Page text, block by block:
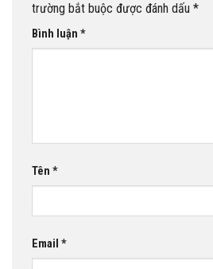
trường bắt buộc được đánh dấu *
Bình luận *
Tên *
Email *